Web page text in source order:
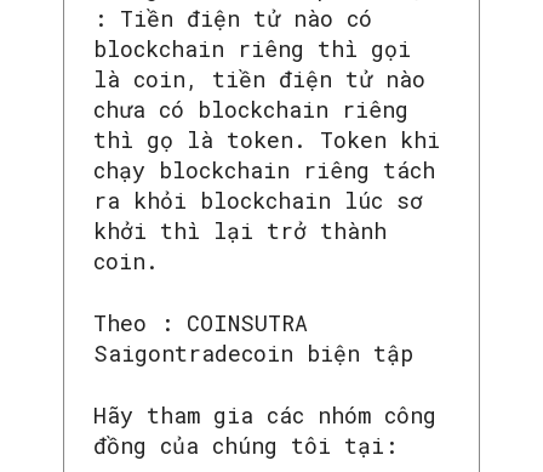
: Tiền điện tử nào có
blockchain riêng thì gọi
là coin, tiền điện tử nào
chưa có blockchain riêng
thì gọ là token. Token khi
chạy blockchain riêng tách
ra khỏi blockchain lúc sơ
khởi thì lại trở thành
coin.
Theo : COINSUTRA
Saigontradecoin biện tập
Hãy tham gia các nhóm công
đồng của chúng tôi tại: